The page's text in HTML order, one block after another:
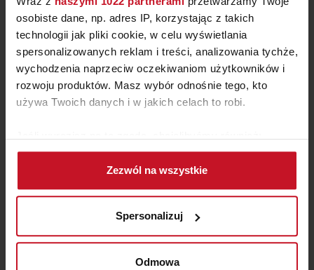
osobiste dane, np. adres IP, korzystając z takich
technologii jak pliki cookie, w celu wyświetlania
spersonalizowanych reklam i treści, analizowania tychże,
wychodzenia naprzeciw oczekiwaniom użytkowników i
rozwoju produktów. Masz wybór odnośnie tego, kto
używa Twoich danych i w jakich celach to robi.
Gromadzić dane dotyczące Twojej lokalizacji
geograficznej z dokładnością nawet do kilku metrów
Identyfikować Twoje urządzenie, aktywnie
(fingerprinting, czyli wirtualny odcisk palca)
Dowiedz się więcej odnośnie tego, jak Twoje osobiste
dane są przetwarzane oraz ustaw własne preferencje w
Zezwól na wszystkie
Spersonalizuj
Odmowa
ŁÓŻKO KORFU
ZAPYTAJ O CENĘ W SALONIE